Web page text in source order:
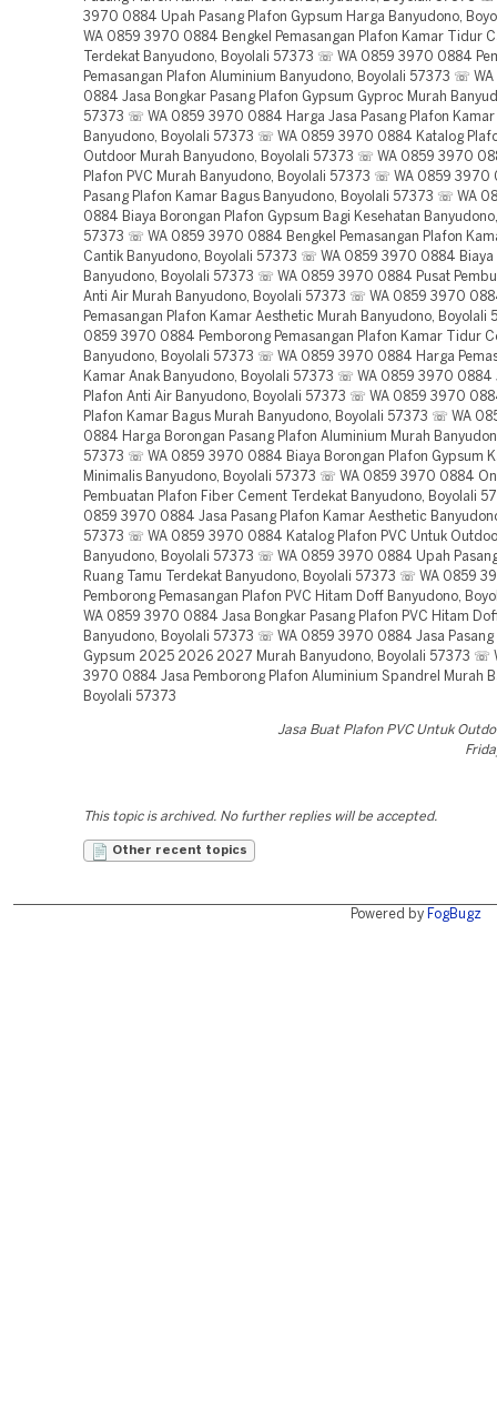
3970 0884 Upah Pasang Plafon Gypsum Harga Banyudono,
WA 0859 3970 0884 Bengkel Pemasangan Plafon Kamar Tidur
Terdekat Banyudono, Boyolali 57373 ☏ WA 0859 3970 0884
Pemasangan Plafon Aluminium Banyudono, Boyolali 57373 ☏
0884 Jasa Bongkar Pasang Plafon Gypsum Gyproc Murah
57373 ☏ WA 0859 3970 0884 Harga Jasa Pasang Plafon
Banyudono, Boyolali 57373 ☏ WA 0859 3970 0884 Katalog
Outdoor Murah Banyudono, Boyolali 57373 ☏ WA 0859 3970
Plafon PVC Murah Banyudono, Boyolali 57373 ☏ WA 0859 3970
Pasang Plafon Kamar Bagus Banyudono, Boyolali 57373 ☏ WA
0884 Biaya Borongan Plafon Gypsum Bagi Kesehatan
57373 ☏ WA 0859 3970 0884 Bengkel Pemasangan Plafon
Cantik Banyudono, Boyolali 57373 ☏ WA 0859 3970 0884 Biaya
Banyudono, Boyolali 57373 ☏ WA 0859 3970 0884 Pusat
Anti Air Murah Banyudono, Boyolali 57373 ☏ WA 0859 3970
Pemasangan Plafon Kamar Aesthetic Murah Banyudono, Boyolali
0859 3970 0884 Pemborong Pemasangan Plafon Kamar Tidur
Banyudono, Boyolali 57373 ☏ WA 0859 3970 0884 Harga
Kamar Anak Banyudono, Boyolali 57373 ☏ WA 0859 3970 0884
Plafon Anti Air Banyudono, Boyolali 57373 ☏ WA 0859 3970
Plafon Kamar Bagus Murah Banyudono, Boyolali 57373 ☏ WA
0884 Harga Borongan Pasang Plafon Aluminium Murah
57373 ☏ WA 0859 3970 0884 Biaya Borongan Plafon Gypsum
Minimalis Banyudono, Boyolali 57373 ☏ WA 0859 3970 0884
Pembuatan Plafon Fiber Cement Terdekat Banyudono, Boyolali
0859 3970 0884 Jasa Pasang Plafon Kamar Aesthetic
57373 ☏ WA 0859 3970 0884 Katalog Plafon PVC Untuk
Banyudono, Boyolali 57373 ☏ WA 0859 3970 0884 Upah
Ruang Tamu Terdekat Banyudono, Boyolali 57373 ☏ WA 0859
Pemborong Pemasangan Plafon PVC Hitam Doff Banyudono,
WA 0859 3970 0884 Jasa Bongkar Pasang Plafon PVC Hitam
Banyudono, Boyolali 57373 ☏ WA 0859 3970 0884 Jasa Pasang
Gypsum 2025 2026 2027 Murah Banyudono, Boyolali 57373 ☏
3970 0884 Jasa Pemborong Plafon Aluminium Spandrel Murah
Boyolali 57373
Jasa Buat Plafon PVC Untuk
This topic is archived. No further replies will be accepted.
Other recent topics
Powered by FogBugz